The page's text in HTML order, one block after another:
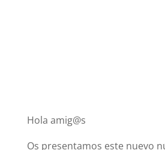
Hola amig@s
Os presentamos este nuevo